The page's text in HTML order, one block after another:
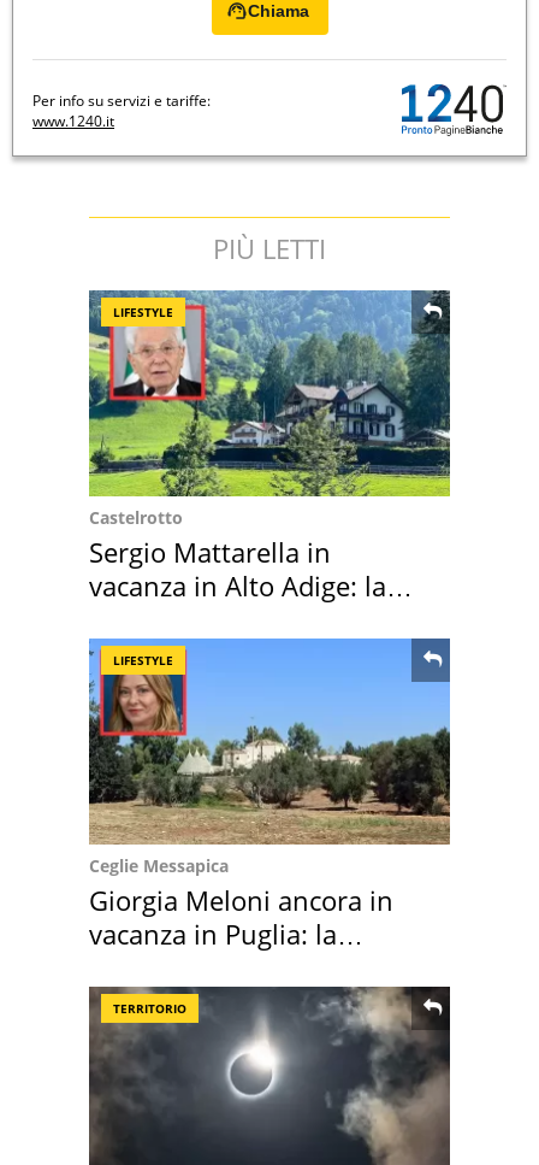
Chiama
Per info su servizi e tariffe:
www.1240.it
PIÙ LETTI
LIFESTYLE
Castelrotto
Sergio Mattarella in
vacanza in Alto Adige: la
LIFESTYLE
Ceglie Messapica
Giorgia Meloni ancora in
vacanza in Puglia: la
TERRITORIO